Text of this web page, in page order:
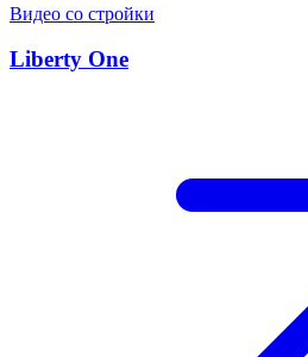
Видео со стройки
Liberty One